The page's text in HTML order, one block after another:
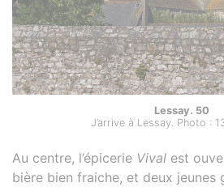
Lessay. 50
J’arrive à Lessay. Photo :
Au centre, l’épicerie Vival est
bière bien fraiche, et deux jeunes